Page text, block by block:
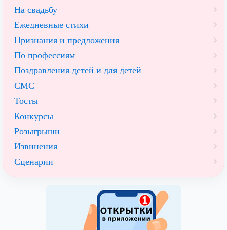
На свадьбу
Ежедневные стихи
Признания и предложения
По профессиям
Поздравления детей и для детей
СМС
Тосты
Конкурсы
Розыгрыши
Извинения
Сценарии